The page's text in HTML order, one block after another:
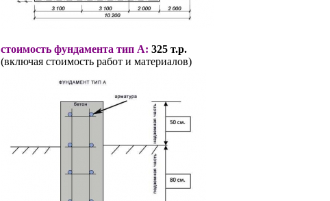
стоимость фундамента тип А: 325 т.р.
(включая стоимость работ и материалов)